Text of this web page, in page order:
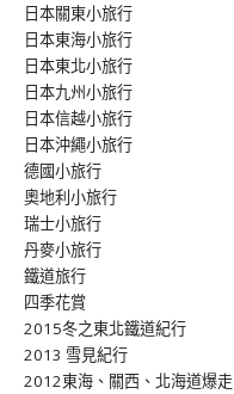
日本關東小旅行
日本東海小旅行
日本東北小旅行
日本九州小旅行
日本信越小旅行
日本沖繩小旅行
德國小旅行
奧地利小旅行
瑞士小旅行
丹麥小旅行
鐵道旅行
四季花賞
2015冬之東北鐵道紀行
2013 雪見紀行
2012東海、關西、北海道爆走